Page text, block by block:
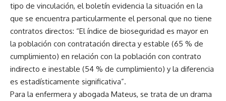
tipo de vinculación, el boletín evidencia la situación en la
que se encuentra particularmente el personal que no tiene
contratos directos: “El índice de bioseguridad es mayor en
la población con contratación directa y estable (65 % de
cumplimiento) en relación con la población con contrato
indirecto e inestable (54 % de cumplimiento) y la diferencia
es estadísticamente significativa”.
Para la enfermera y abogada Mateus, se trata de un drama